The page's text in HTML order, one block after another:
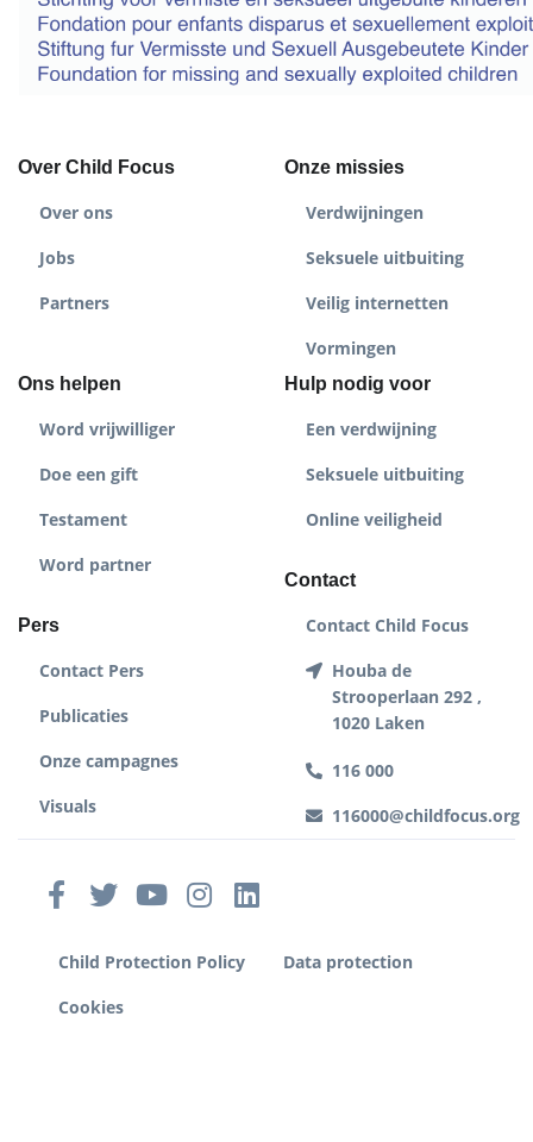
Over Child Focus
Over ons
Jobs
Partners
Onze missies
Verdwijningen
Seksuele uitbuiting
Veilig internetten
Vormingen
Ons helpen
Word vrijwilliger
Doe een gift
Testament
Word partner
Pers
Contact Pers
Publicaties
Onze campagnes
Visuals
Hulp nodig voor
Een verdwijning
Seksuele uitbuiting
Online veiligheid
Contact
Contact Child Focus
Houba de
Strooperlaan 292 ,
1020 Laken
116 000
116000@childfocus.org
Child Protection Policy
Data protection
Cookies